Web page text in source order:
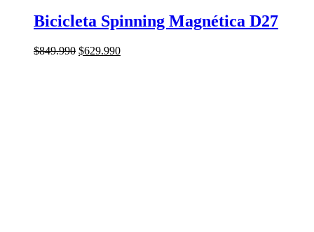
Bicicleta Spinning Magnética D27
$849.990 El
$629.990El